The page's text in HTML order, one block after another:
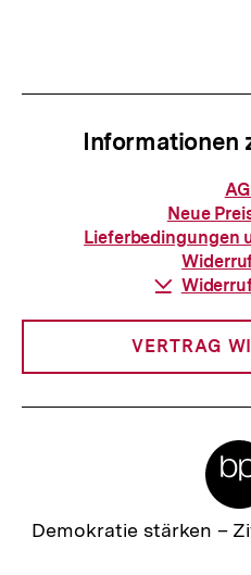
:
Informationen
Neue
Lieferbedingungen
VERTRAG
Zur
Demokratie stärken –